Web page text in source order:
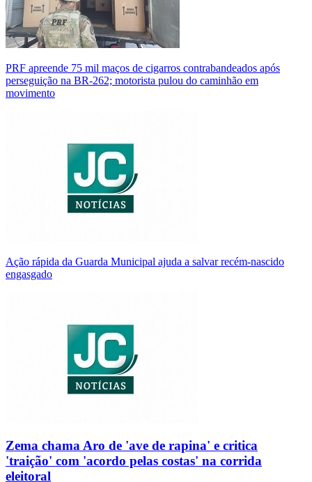
PRF apreende 75 mil maços de cigarros contrabandeados após
perseguição na BR-262; motorista pulou do caminhão em
movimento
Ação rápida da Guarda Municipal ajuda a salvar recém-nascido
engasgado
Zema chama Aro de 'ave de rapina' e critica
'traição' com 'acordo pelas costas' na corrida
eleitoral